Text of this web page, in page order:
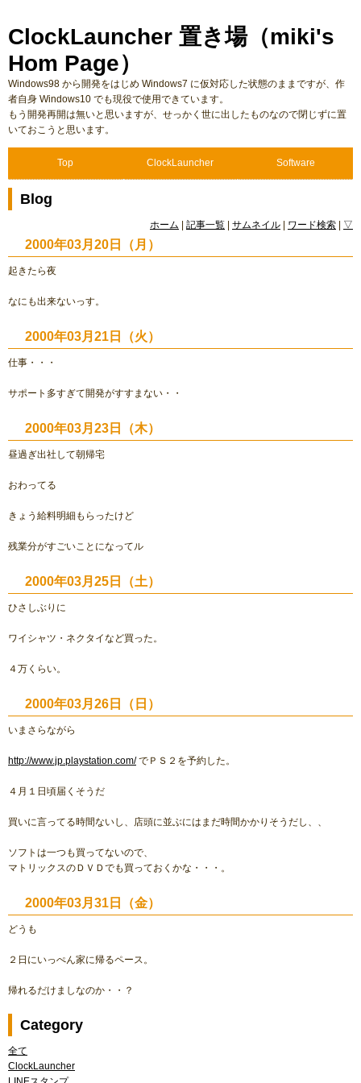
ClockLauncher 置き場（miki's
Hom Page）
Windows98 から開発をはじめ Windows7 に仮対応した状態のままですが、作
者自身 Windows10 でも現役で使用できています。
もう開発再開は無いと思いますが、せっかく世に出したものなので閉じずに置
いておこうと思います。
Top ClockLauncher Software
Blog
ホーム 記事一覧 サムネイル ワード検索 ▽
2000年03月20日（月）
起きたら夜
なにも出来ないっす。
2000年03月21日（火）
仕事・・・
サポート多すぎて開発がすすまない・・
2000年03月23日（木）
昼過ぎ出社して朝帰宅
おわってる
きょう給料明細もらったけど
残業分がすごいことになってル
2000年03月25日（土）
ひさしぶりに
ワイシャツ・ネクタイなど買った。
４万くらい。
2000年03月26日（日）
いまさらながら
http://www.jp.playstation.com/でＰＳ２を予約した。
４月１日頃届くそうだ
買いに言ってる時間ないし、店頭に並ぶにはまだ時間かかりそうだし、、
ソフトは一つも買ってないので、
マトリックスのＤＶＤでも買っておくかな・・・。
2000年03月31日（金）
どうも
２日にいっぺん家に帰るペース。
帰れるだけましなのか・・？
Category
全て
ClockLauncher